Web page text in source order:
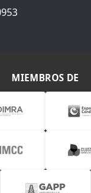
MIEMBROS DE